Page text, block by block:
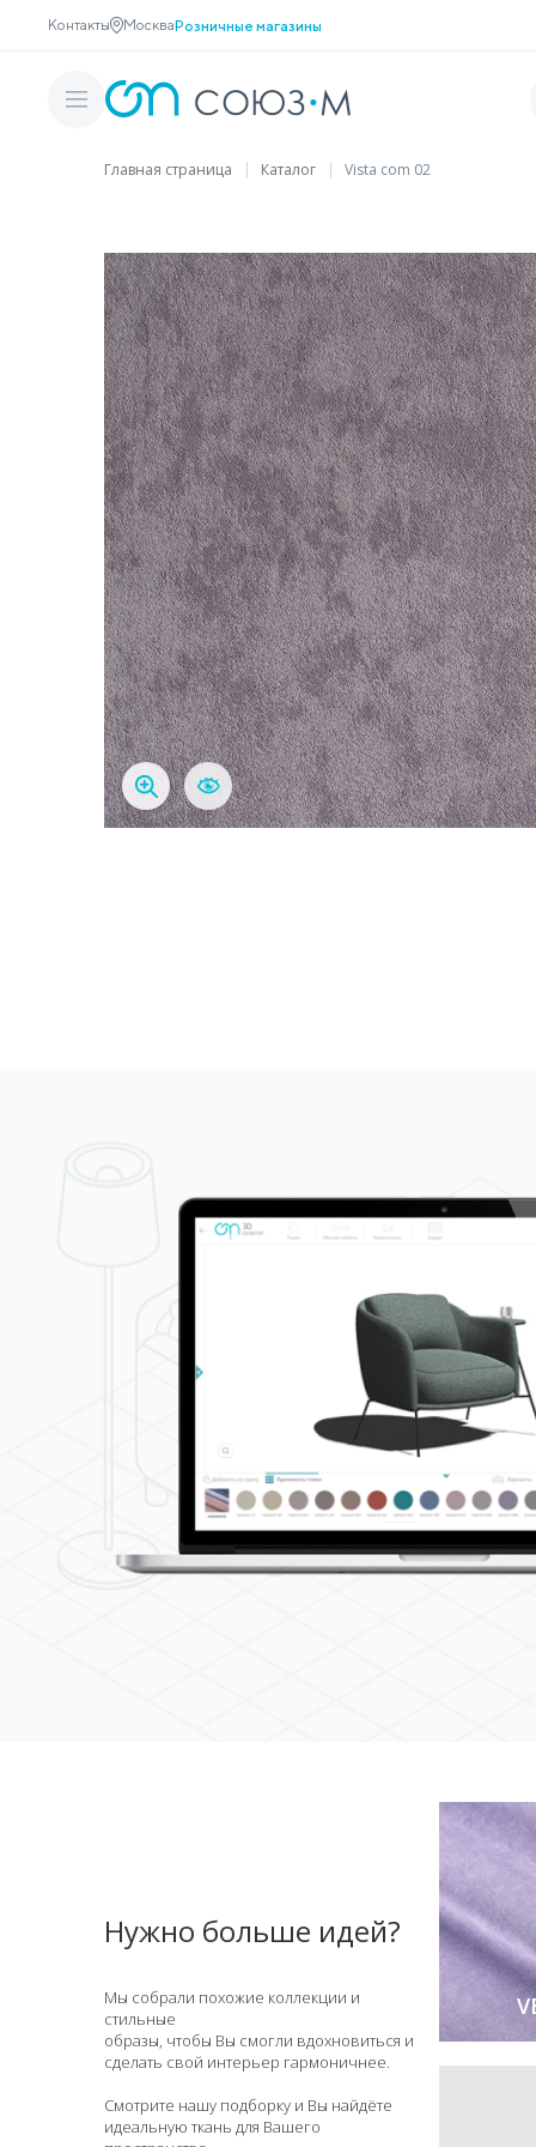
Контакты МоскваРозничные магазины
Главная страница Каталог Vista com 02
Нужно больше идей?
Мы собрали похожие коллекции и
стильные
образы, чтобы Вы смогли вдохновиться и
сделать свой интерьер гармоничнее.
Смотрите нашу подборку и Вы найдёте
идеальную ткань для Вашего